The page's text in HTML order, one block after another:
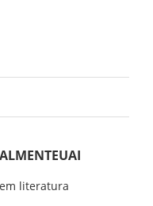
literatura